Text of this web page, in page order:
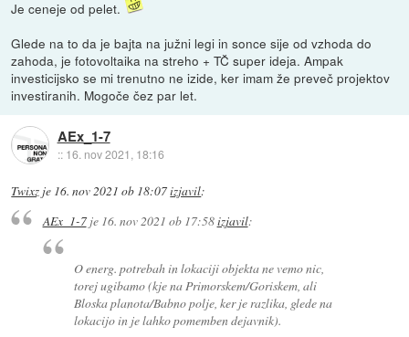
Je ceneje od pelet.
Glede na to da je bajta na južni legi in sonce sije od vzhoda do
zahoda, je fotovoltaika na streho + TČ super ideja. Ampak
investicijsko se mi trenutno ne izide, ker imam že preveč projektov
investiranih. Mogoče čez par let.
AEx_1-7
:: 16. nov 2021, 18:16
Twixz je 16. nov 2021 ob 18:07izjavil:
AEx_1-7je 16. nov 2021 ob 17:58izjavil:
O energ. potrebah in lokaciji objekta ne vemo nic,
torej ugibamo (kje na Primorskem/Goriskem, ali
Bloska planota/Babno polje, ker je razlika, glede na
lokacijo in je lahko pomemben dejavnik).